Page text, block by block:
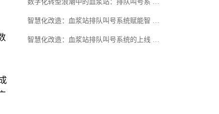
数字化转型浪潮中的血浆站：排队叫号系 …
智慧化改造：血浆站排队叫号系统赋能智 …
智慧化改造：血浆站排队叫号系统的上线 …